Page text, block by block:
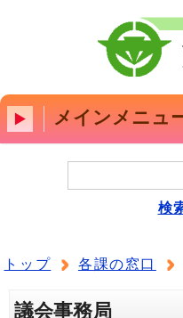
メインメニュ
検
トップ 各課の窓口
議会事務局